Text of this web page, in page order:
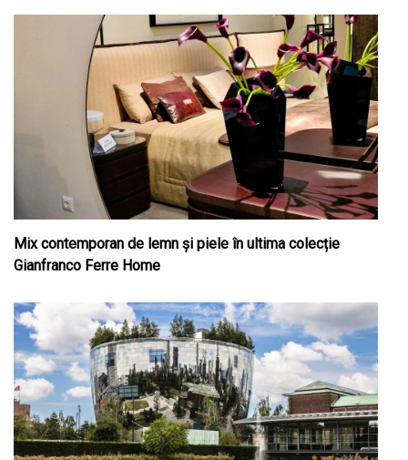
Mix contemporan de lemn şi piele în ultima colecție
Gianfranco Ferre Home